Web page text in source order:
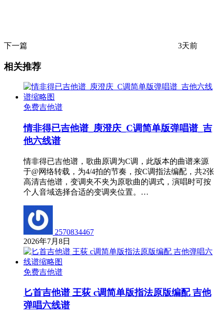
下一篇 3天前
相关推荐
免费吉他谱
情非得已吉他谱_庾澄庆_C调简单版弹唱谱_吉
他六线谱
情非得已吉他谱，歌曲原调为C调，此版本的曲谱来源
于@网络转载，为4/4拍的节奏，按C调指法编配，共2张
高清吉他谱，变调夹不夹为原歌曲的调式，演唱时可按
个人音域选择合适的变调夹位置。…
2570834467
2026年7月8日
免费吉他谱
匕首吉他谱 王荻 c调简单版指法原版编配 吉他
弹唱六线谱